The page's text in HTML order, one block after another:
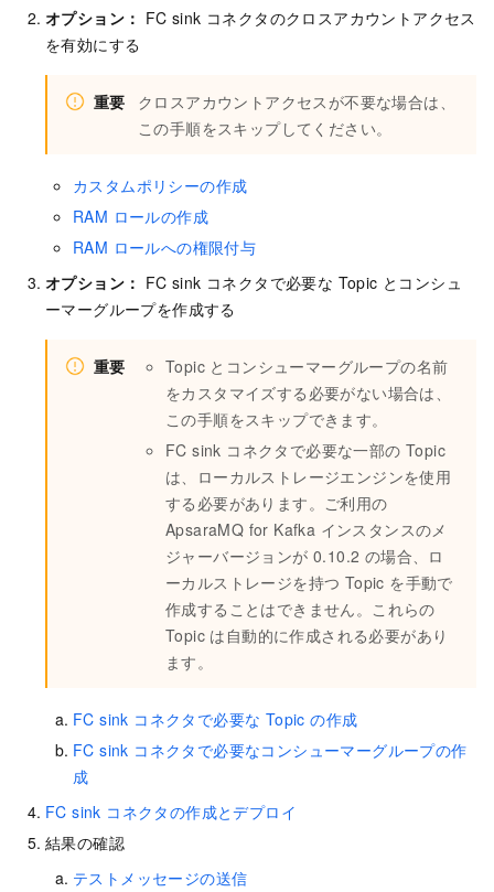
オプション： FC sink コネクタのクロスアカウントアクセス
を有効にする
重要
クロスアカウントアクセスが不要な場合は、
この手順をスキップしてください。
カスタムポリシーの作成
RAM ロールの作成
RAM ロールへの権限付与
オプション： FC sink コネクタで必要な Topic と コンシュ
ーマーグループを作成する
重要 Topic と コンシューマーグループの名前
をカスタマイズする必要がない場合は、
この手順をスキップできます。
FC sink コネクタで必要な一部の Topic
は、ローカルストレージエンジンを使用
する必要があります。ご利用の
ApsaraMQ for Kafka インスタンスのメ
ジャーバージョンが 0.10.2 の場合、ロ
ーカルストレージを持つ Topic を手動で
作成することはできません。これらの
Topic は自動的に作成される必要があり
ます。
FC sink コネクタで必要な Topic の作成
FC sink コネクタで必要なコンシューマーグループの作
成
FC sink コネクタの作成とデプロイ
結果の確認
テストメッセージの送信